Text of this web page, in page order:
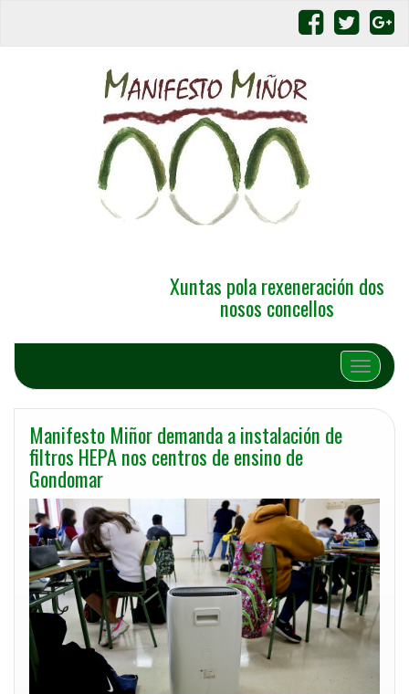
Xuntas pola rexeneración dos
nosos concellos
Alternar
Manifesto Miñor demanda a instalación de
filtros HEPA nos centros de ensino de
Gondomar